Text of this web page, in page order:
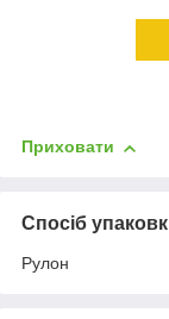
Приховати
Спосіб
Рулон